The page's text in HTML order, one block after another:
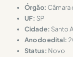
Órgão: Câmara
UF: SP
Cidade: Santo
Ano do edital:
Status: Novo